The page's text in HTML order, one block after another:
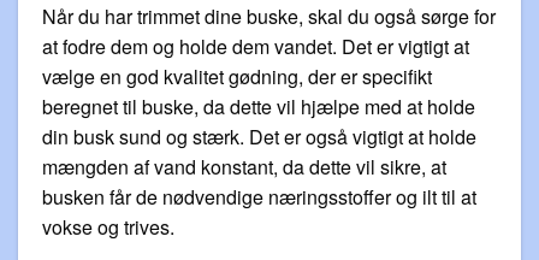
Når du har trimmet dine buske, skal du også sørge for
at fodre dem og holde dem vandet. Det er vigtigt at
vælge en god kvalitet gødning, der er specifikt
beregnet til buske, da dette vil hjælpe med at holde
din busk sund og stærk. Det er også vigtigt at holde
mængden af ​​vand konstant, da dette vil sikre, at
busken får de nødvendige næringsstoffer og ilt til at
vokse og trives.